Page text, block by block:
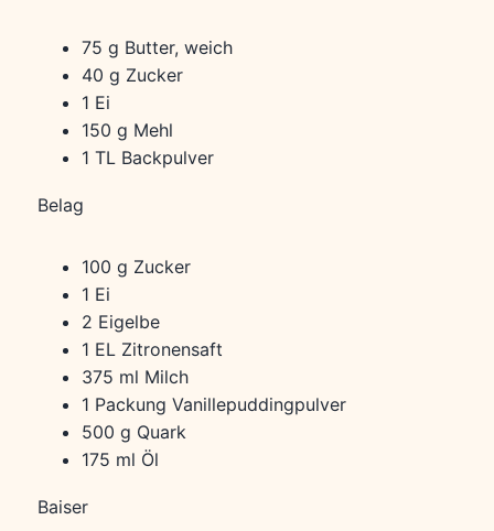
75 g Butter, weich
40 g Zucker
1 Ei
150 g Mehl
1 TL Backpulver
Belag
100 g Zucker
1 Ei
2 Eigelbe
1 EL Zitronensaft
375 ml Milch
1 Packung Vanillepuddingpulver
500 g Quark
175 ml Öl
Baiser